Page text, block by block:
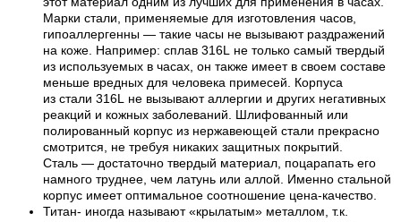
Марки стали, применяемые для изготовления часов,
гипоаллергенны — такие часы не вызывают раздражений
на коже. Например: сплав 316L не только самый твердый
из используемых в часах, он также имеет в своем составе
меньше вредных для человека примесей. Корпуса
из стали 316L не вызывают аллергии и других негативных
реакций и кожных заболеваний. Шлифованный или
полированный корпус из нержавеющей стали прекрасно
смотрится, не требуя никаких защитных покрытий.
Сталь — достаточно твердый материал, поцарапать его
намного труднее, чем латунь или аллой. Именно стальной
корпус имеет оптимальное соотношение цена-качество.
Титан- иногда называют «крылатым» металлом, т.к.